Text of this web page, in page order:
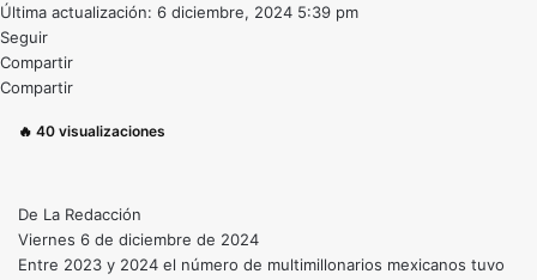
Última actualización: 6 diciembre, 2024 5:39 pm
Seguir
Compartir
Compartir
🔥 40 visualizaciones
De La Redacción
Viernes 6 de diciembre de 2024
Entre 2023 y 2024 el número de multimillonarios mexicanos tuvo